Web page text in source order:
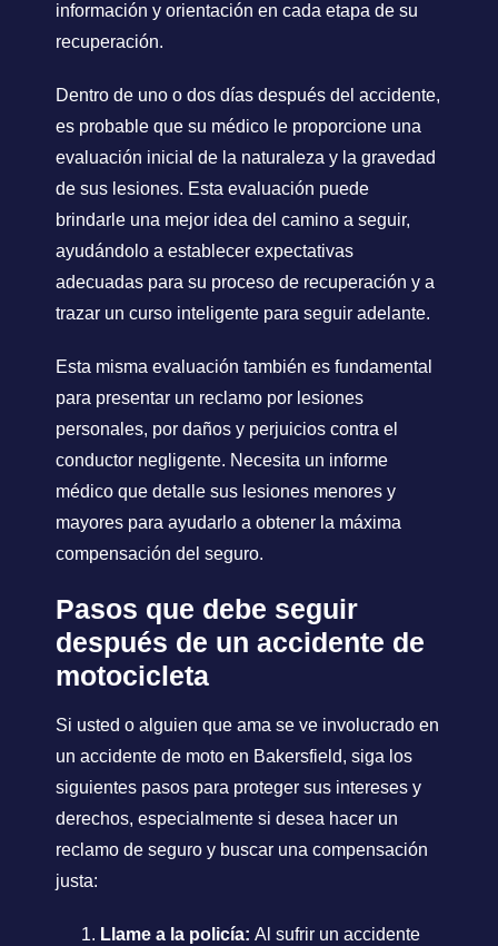
información y orientación en cada etapa de su
recuperación.
Dentro de uno o dos días después del accidente,
es probable que su médico le proporcione una
evaluación inicial de la naturaleza y la gravedad
de sus lesiones. Esta evaluación puede
brindarle una mejor idea del camino a seguir,
ayudándolo a establecer expectativas
adecuadas para su proceso de recuperación y a
trazar un curso inteligente para seguir adelante.
Esta misma evaluación también es fundamental
para presentar un reclamo por lesiones
personales, por daños y perjuicios contra el
conductor negligente. Necesita un informe
médico que detalle sus lesiones menores y
mayores para ayudarlo a obtener la máxima
compensación del seguro.
Pasos que debe seguir
después de un accidente de
motocicleta
Si usted o alguien que ama se ve involucrado en
un accidente de moto en Bakersfield, siga los
siguientes pasos para proteger sus intereses y
derechos, especialmente si desea hacer un
reclamo de seguro y buscar una compensación
justa:
Llame a la policía: Al sufrir un accidente